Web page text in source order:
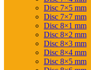
Disc 7×5 mm
Disc 7×7 mm
Disc 8×1 mm
Disc 8×2 mm
Disc 8×3 mm
Disc 8×4 mm
Disc 8×5 mm